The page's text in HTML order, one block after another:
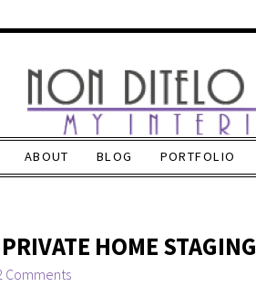
ABOUT BLOG PORTFOLIO
HOME STAGING
Comments